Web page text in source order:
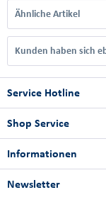
Ähnliche Artikel
Kunden haben sich
Service Hotline
Shop Service
Informationen
Newsletter